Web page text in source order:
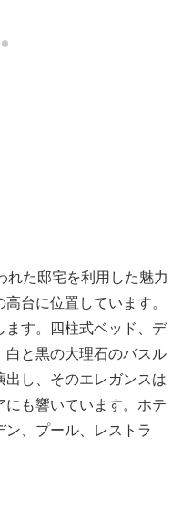
れた邸宅を利用した魅力
台に位置しています。
す。四柱式ベッド、デ
と黒の大理石のバスル
し、そのエレガンスは
も響いています。ホテ
、プール、レストラ